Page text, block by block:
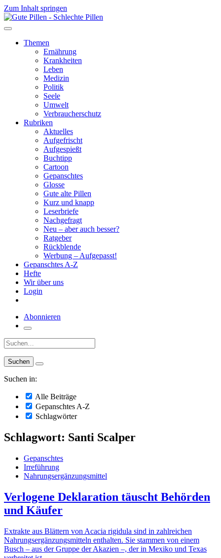
Zum Inhalt springen
Themen
Ernährung
Krankheiten
Leben
Medizin
Politik
Seele
Umwelt
Verbraucherschutz
Rubriken
Aktuelles
Aufgefrischt
Aufgespießt
Buchtipp
Cartoon
Gepanschtes
Glosse
Gute alte Pillen
Kurz und knapp
Leserbriefe
Nachgefragt
Neu – aber auch besser?
Ratgeber
Rückblende
Werbung – Aufgepasst!
Gepanschtes A-Z
Hefte
Wir über uns
Login
Abonnieren
Suche:
Suchen in:
Alle Beiträge
Gepanschtes A-Z
Schlagwörter
Schlagwort: Santi Scalper
Gepanschtes
Irreführung
Nahrungsergänzungsmittel
Verlogene Deklaration täuscht Behörden
und Käufer
Extrakte aus Blättern von Acacia rigidula sind in zahlreichen
Nahrungsergänzungsmitteln enthalten. Sie stammen von einem
Busch – aus der Gruppe der Akazien –, der in Mexiko und Texas